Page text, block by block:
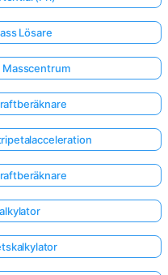
Lösare
Masscentrum